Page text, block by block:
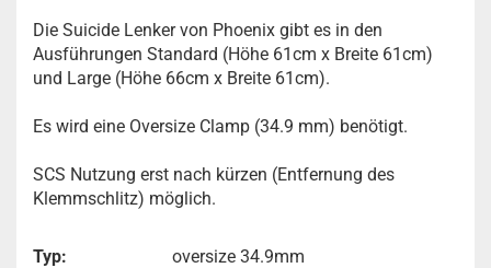
Die Suicide Lenker von Phoenix gibt es in den
Ausführungen Standard (Höhe 61cm x Breite 61cm)
und Large (Höhe 66cm x Breite 61cm).
Es wird eine Oversize Clamp (34.9 mm) benötigt.
SCS Nutzung erst nach kürzen (Entfernung des
Klemmschlitz) möglich.
Typ:
oversize 34.9mm